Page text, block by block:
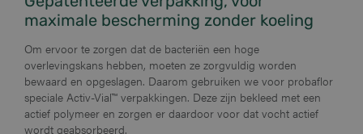
maximale bescherming zonder koeling
Om ervoor te zorgen dat de bacteriën een hoge
overlevingskans hebben, moeten ze zorgvuldig worden
bewaard en opgeslagen. Daarom gebruiken we voor probaflor
speciale Activ-Vial™ verpakkingen. Deze zijn bekleed met een
actief polymeer en zorgen er daardoor voor dat vocht actief
wordt geabsorbeerd.